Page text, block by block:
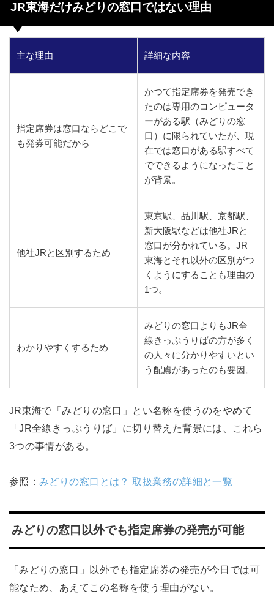
JR東海だけみどりの窓口ではない理由
主な理由 詳細な内容
指定席券は窓口ならどこで
も発券可能だから
かつて指定席券を発売でき
たのは専用のコンピュータ
ーがある駅（みどりの窓
口）に限られていたが、現
在では窓口がある駅すべて
でできるようになったこと
が背景。
他社JRと区別するため
東京駅、品川駅、京都駅、
新大阪駅などは他社JRと
窓口が分かれている。JR
東海とそれ以外の区別がつ
くようにすることも理由の
1つ。
わかりやすくするため
みどりの窓口よりもJR全
線きっぷうりばの方が多く
の人々に分かりやすいとい
う配慮があったのも要因。
JR東海で「みどりの窓口」とい名称を使うのをやめて
「JR全線きっぷうりば」に切り替えた背景には、これら
3つの事情がある。
参照：みどりの窓口とは？ 取扱業務の詳細と一覧
みどりの窓口以外でも指定席券の発売が可能
「みどりの窓口」以外でも指定席券の発売が今日では可
能なため、あえてこの名称を使う理由がない。